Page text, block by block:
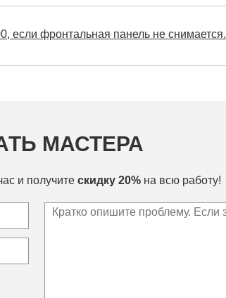
если фронтальная панель не снимается.
МАСТЕРА
и получите скидку 20% на всю работу!